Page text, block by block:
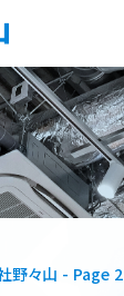
野々山 - Page 2